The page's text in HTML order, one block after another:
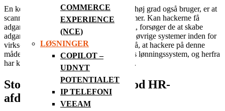
COMMERCE
EXPERIENCE
(NCE)
LØSNINGER
COPILOT –
UDNYT
POTENTIALET
IP TELEFONI
VEEAM
En kendt fremgangsmåde, som hackere i høj grad også bruger, er at
scanne for sårbarheder i servere og systemer. Kan hackerne få
adgang til ét system gennem en sårbarhed, forsøger de at skabe
adgang til de forbundne systemer eller de øvrige systemer inden for
virksomheden. Der er før set eksempler på, at hackere på denne
måde har skabt adgang til en virksomheds lønningssystem, og herfra
har kunne stjæle penge fra virksomheden.
Stop hackerangrebene mod HR-
afdelingen